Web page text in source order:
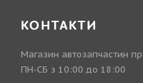
КОНТАКТИ
Магазин автозапчастин
ПН-СБ з 10:00 до 18:00